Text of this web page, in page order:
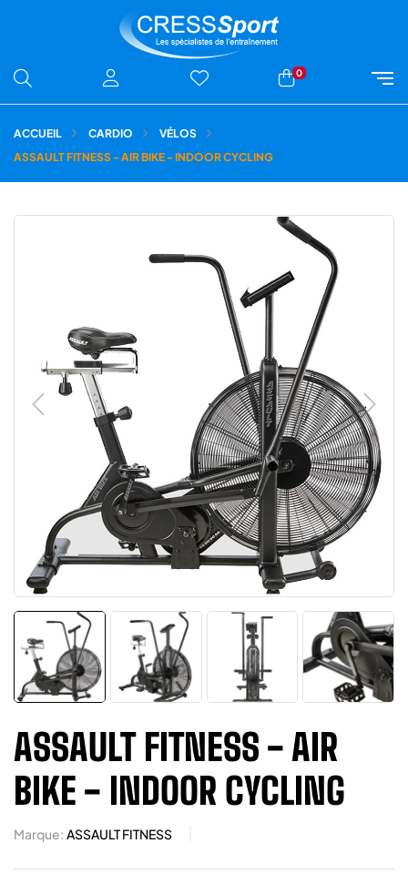
0
ACCUEIL CARDIO
VÉLOS
ASSAULT FITNESS - AIR BIKE - INDOOR CYCLING
ASSAULT FITNESS - AIR
BIKE - INDOOR CYCLING
Marque: ASSAULT FITNESS